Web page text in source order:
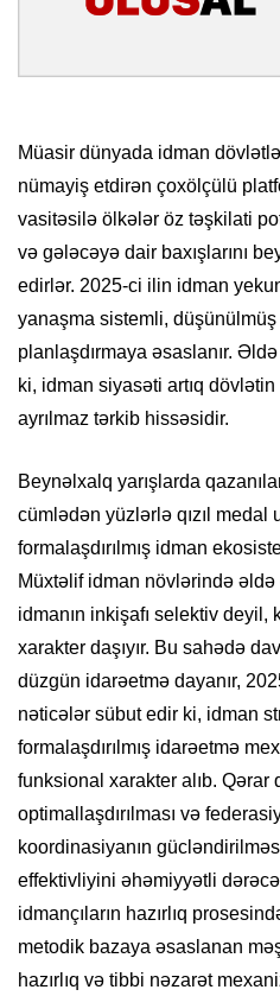
Müasir dünyada idman
nümayiş etdirən çoxölçülü
vasitəsilə ölkələr öz təşkilati
və gələcəyə dair baxışlarını
edirlər. 2025-ci ilin idman
yanaşma sistemli,
planlaşdırmaya əsaslanır.
ki, idman siyasəti artıq
ayrılmaz tərkib hissəsidir.
Beynəlxalq yarışlarda
cümlədən yüzlərlə qızıl medal
formalaşdırılmış idman
Müxtəlif idman növlərində
idmanın inkişafı selektiv
xarakter daşıyır. Bu sahədə
düzgün idarəetmə dayanır,
nəticələr sübut edir ki, idman
formalaşdırılmış idarəetmə
funksional xarakter alıb.
optimallaşdırılması və
koordinasiyanın
effektivliyini əhəmiyyətli
idmançıların hazırlıq
metodik bazaya əsaslanan
hazırlıq və tibbi nəzarət